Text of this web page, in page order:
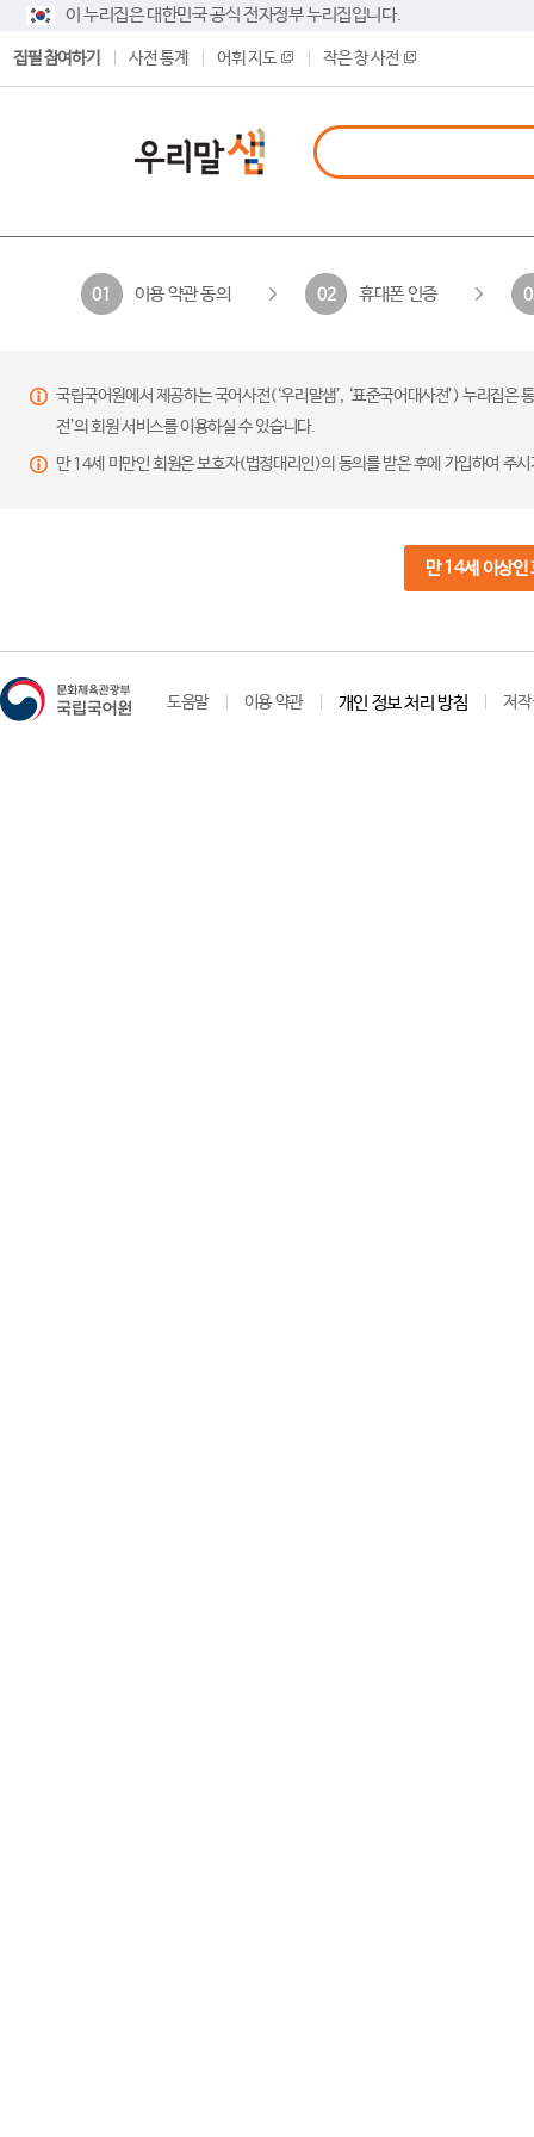
이 누리집은 대한민국 공식 전자정부 누리집입니다.
집필 참여하기 사전 통계 어휘 지도 작은 창 사전
01 이용 약관 동의 02 휴대폰 인증
국립국어원에서 제공하는 국어사전(‘우리말샘’, ‘표준국어대사전’) 누리집
전’의 회원 서비스를 이용하실 수 있습니다.
만 14세 미만인 회원은 보호자(법정대리인)의 동의를 받은 후에 가입하여 주
만 14세 이상인
도움말 이용 약관 개인 정보 처리 방침 저